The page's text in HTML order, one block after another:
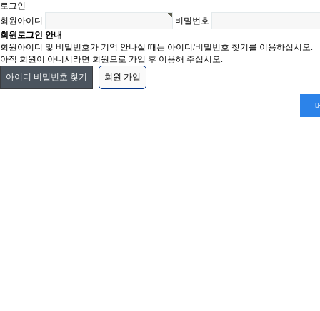
로그인
회원아이디
비밀번호
회원로그인 안내
회원아이디 및 비밀번호가 기억 안나실 때는 아이디/비밀번호 찾기를 이용하십시오.
아직 회원이 아니시라면 회원으로 가입 후 이용해 주십시오.
아이디 비밀번호 찾기
회원 가입